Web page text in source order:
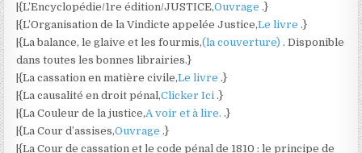
|{L’Encyclopédie/1re édition/JUSTICE,Ouvrage.}
|{L’Organisation de la Vindicte appelée Justice,Le livre.}
|{La balance, le glaive et les fourmis,(la couverture). Disponible
dans toutes les bonnes librairies.}
|{La cassation en matière civile,Le livre.}
|{La causalité en droit pénal,Clicker Ici.}
|{La Couleur de la justice,A voir et à lire..}
|{La Cour d’assises,Ouvrage.}
|{La Cour de cassation et le code pénal de 1810 : le principe de